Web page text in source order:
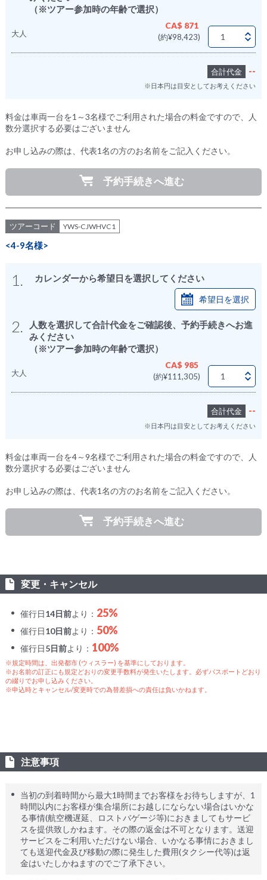
（※ツアー参加時の年齢で選択）
大人
CA$ 871
(約¥98,423)
合計代金 --
※日本円は目安としてお考えください
料金は車両一台を1～3名様でご利用された場合の料金ですので、人
数分選択する必要はございません
お申し込みの際は、代表1名の方のお名前をご記入ください。
予約手続きへ進む
ツアーコード YWS-CJWHVC1
<4-9名様>
1. カレンダーから希望日を選択してください
希望日を選択
2.
人数を選択して合計代金をご確認後、予約手続きへお進
みください
（※ツアー参加時の年齢で選択）
大人
CA$ 985
(約¥111,305)
合計代金 --
※日本円は目安としてお考えください
料金は車両一台を4～9名様でご利用された場合の料金ですので、人
数分選択する必要はございません
お申し込みの際は、代表1名の方のお名前をご記入ください。
予約手続きへ進む
変更・キャンセル
催行日14日前より： 25%
催行日10日前より： 50%
催行日5日前より： 100%
※規定時間は、出発都市 (ウィスラー) を基準にしております。
※お名前の訂正にも規定どおりの変更手数料が発生いたします。必ずパスポートどおり
の綴りでお申し込みください。
※申込時とキャンセル/変更時での為替差損への責任は負いかねます。
注意事項
当初の到着時間から最大1時間までお客様をお待ちしますが、1
時間以内にお客様が集合場所にお越しにならない場合はいかな
る事情(航空機遅延、ロストバゲージ等)におきましてもサービ
スを提供致しかねます。その際の返金は不可となります。送迎
サービスをご利用いただけない場合、いかなる事情におきまし
ても送迎代金及び移動の際に発生した費用(タクシー代等)は返
金はいたしかねますのでご了承下さい。